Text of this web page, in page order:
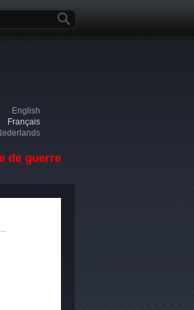
de recherche
English
Français
de guerre